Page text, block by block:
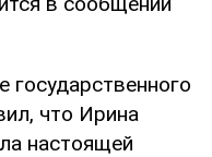
что Ирина
настоящей